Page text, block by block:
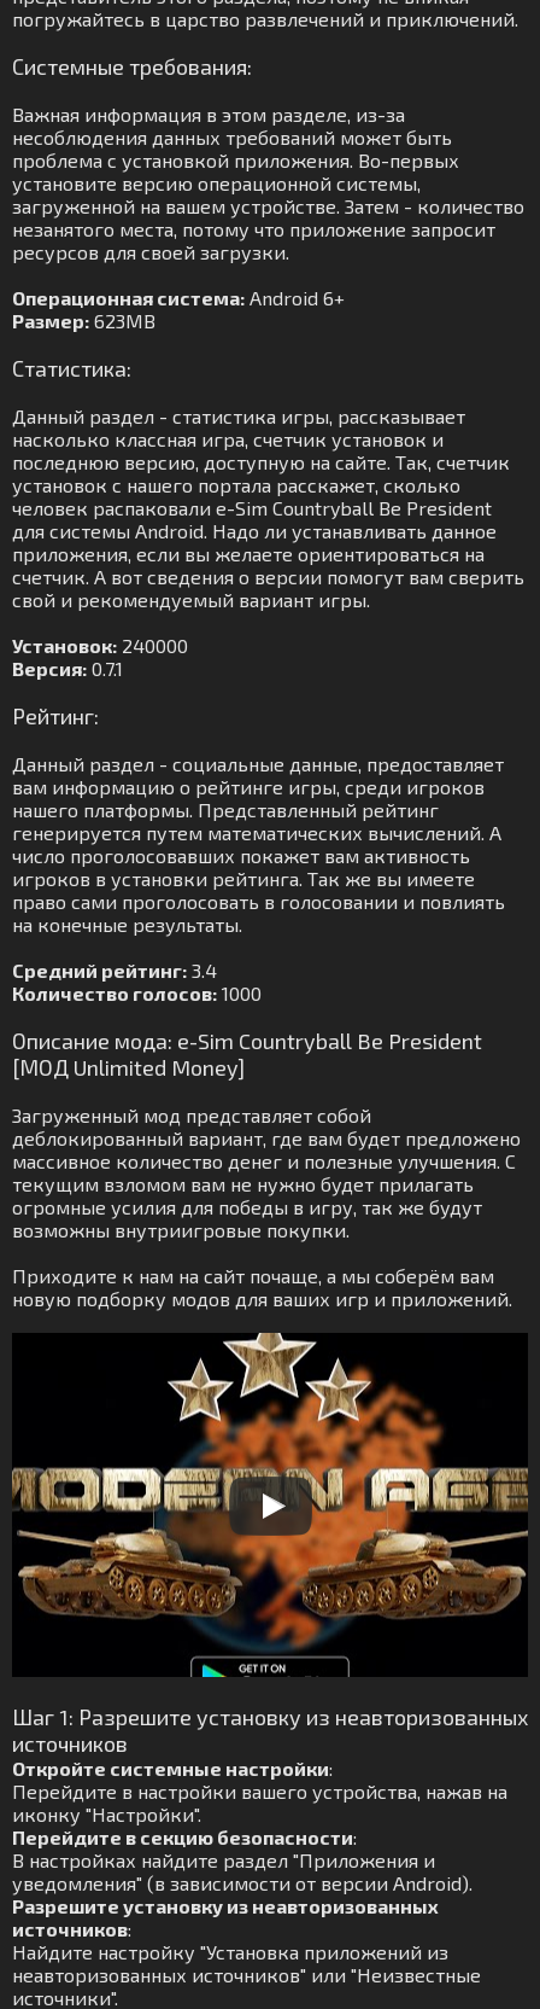
погружайтесь в царство развлечений и приключений.
Системные требования:
Важная информация в этом разделе, из-за
несоблюдения данных требований может быть
проблема с установкой приложения. Во-первых
установите версию операционной системы,
загруженной на вашем устройстве. Затем - количество
незанятого места, потому что приложение запросит
ресурсов для своей загрузки.
Операционная система: Android 6+
Размер: 623MB
Статистика:
Данный раздел - статистика игры, рассказывает
насколько классная игра, счетчик установок и
последнюю версию, доступную на сайте. Так, счетчик
установок с нашего портала расскажет, сколько
человек распаковали e-Sim Countryball Be President
для системы Android. Надо ли устанавливать данное
приложения, если вы желаете ориентироваться на
счетчик. А вот сведения о версии помогут вам сверить
свой и рекомендуемый вариант игры.
Установок: 240000
Версия: 0.7.1
Рейтинг:
Данный раздел - социальные данные, предоставляет
вам информацию о рейтинге игры, среди игроков
нашего платформы. Представленный рейтинг
генерируется путем математических вычислений. А
число проголосовавших покажет вам активность
игроков в установки рейтинга. Так же вы имеете
право сами проголосовать в голосовании и повлиять
на конечные результаты.
Средний рейтинг: 3.4
Количество голосов: 1000
Описание мода: e-Sim Countryball Be President
[МОД Unlimited Money]
Загруженный мод представляет собой
деблокированный вариант, где вам будет предложено
массивное количество денег и полезные улучшения. С
текущим взломом вам не нужно будет прилагать
огромные усилия для победы в игру, так же будут
возможны внутриигровые покупки.
Приходите к нам на сайт почаще, а мы соберём вам
новую подборку модов для ваших игр и приложений.
Шаг 1: Разрешите установку из неавторизованных
источников
Откройте системные настройки:
Перейдите в настройки вашего устройства, нажав на
иконку "Настройки".
Перейдите в секцию безопасности:
В настройках найдите раздел "Приложения и
уведомления" (в зависимости от версии Android).
Разрешите установку из неавторизованных
источников:
Найдите настройку "Установка приложений из
неавторизованных источников" или "Неизвестные
источники".